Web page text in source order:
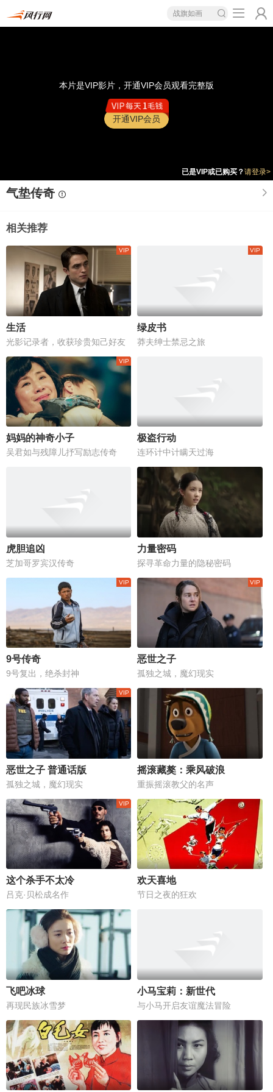
战旗如画
本片是VIP影片，开通VIP会员观看完整版
开通VIP会员
已是VIP或已购买？请登录>
气垫传奇
相关推荐
生活
光影记录者，收获珍贵知己好友
绿皮书
莽夫绅士禁忌之旅
妈妈的神奇小子
吴君如与残障儿抒写励志传奇
极盗行动
连环计中计瞒天过海
虎胆追凶
芝加哥罗宾汉传奇
力量密码
探寻革命力量的隐秘密码
9号传奇
9号复出，绝杀封神
恶世之子
孤独之城，魔幻现实
恶世之子 普通话版
孤独之城，魔幻现实
摇滚藏獒：乘风破浪
重振摇滚教父的名声
这个杀手不太冷
吕克·贝松成名作
欢天喜地
节日之夜的狂欢
飞吧冰球
再现民族冰雪梦
小马宝莉：新世代
与小马开启友谊魔法冒险